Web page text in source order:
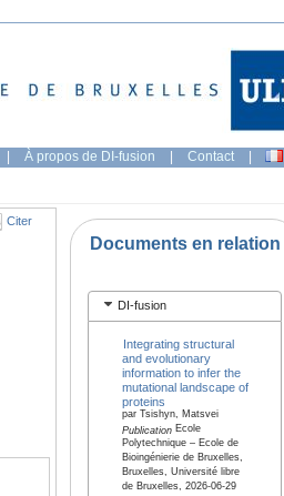
| À propos de DI-fusion | Contact |
Citer
Documents en relation
DI-fusion
Integrating structural
and evolutionary
information to infer the
mutational landscape of
proteins
par Tsishyn, Matsvei
PublicationEcole
Polytechnique – Ecole de
Bioingénierie de Bruxelles,
Bruxelles, Université libre
de Bruxelles, 2026-06-29